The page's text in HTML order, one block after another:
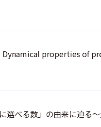
Dynamical properties of
選べる数」の由来に迫る